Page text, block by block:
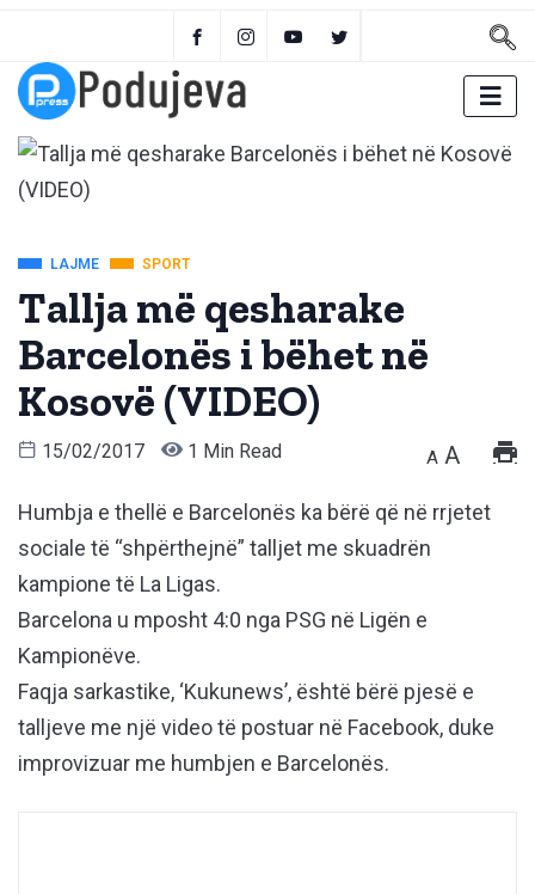
LAJME SPORT
Tallja më qesharake
Barcelonës i bëhet në
Kosovë (VIDEO)
15/02/2017 1 Min Read A A
Humbja e thellë e Barcelonës ka bërë që në rrjetet
sociale të “shpërthejnë” talljet me skuadrën
kampione të La Ligas.
Barcelona u mposht 4:0 nga PSG në Ligën e
Kampionëve.
Faqja sarkastike, ‘Kukunews’, është bërë pjesë e
talljeve me një video të postuar në Facebook, duke
improvizuar me humbjen e Barcelonës.